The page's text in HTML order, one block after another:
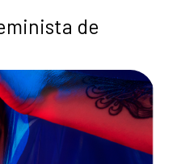
de